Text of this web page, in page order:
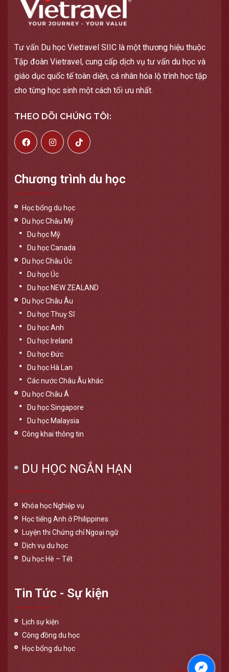
Tư vấn Du học Vietravel SIIC là một thương hiệu thuộc
Tập đoàn Vietravel, cung cấp dịch vụ tư vấn du học và
giáo dục quốc tế toàn diện, cá nhân hóa lộ trình học tập
cho từng học sinh một cách tối ưu nhất.
THEO DÕI CHÚNG TÔI:
Chương trình du học
Học bổng du học
Du học Châu Mỹ
Du học Mỹ
Du học Canada
Du học Châu Úc
Du học Úc
Du học NEW ZEALAND
Du học Châu Âu
Du học Thuỵ Sĩ
Du học Anh
Du học Ireland
Du học Đức
Du học Hà Lan
Các nước Châu Âu khác
Du học Châu Á
Du học Singapore
Du học Malaysia
Công khai thông tin
DU HỌC NGẮN HẠN
Khóa học Nghiệp vụ
Học tiếng Anh ở Philippines
Luyện thi Chứng chỉ Ngoại ngữ
Dịch vụ du học
Du học Hè – Tết
Tin Tức - Sự kiện
Lịch sự kiện
Cộng đồng du học
Học bổng du học